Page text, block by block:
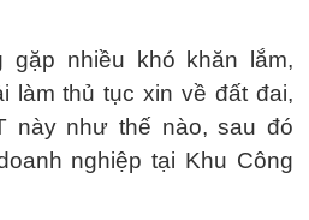
gặp nhiều khó khăn lắm,
làm thủ tục xin về đất đai,
này như thế nào, sau đó
nghiệp tại Khu Công